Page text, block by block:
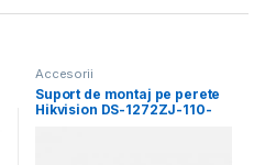
Accesorii
Suport de montaj pe perete
Hikvision DS-1272ZJ-110-